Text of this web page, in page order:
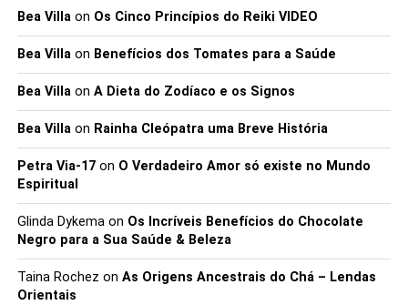
Bea Villaon Os Cinco Princípios do Reiki VIDEO
Bea Villaon Benefícios dos Tomates para a Saúde
Bea Villaon A Dieta do Zodíaco e os Signos
Bea Villaon Rainha Cleópatra uma Breve História
Petra Via-17on O Verdadeiro Amor só existe no Mundo
Espiritual
Glinda Dykemaon Os Incríveis Benefícios do Chocolate
Negro para a Sua Saúde & Beleza
Taina Rochez on As Origens Ancestrais do Chá – Lendas
Orientais